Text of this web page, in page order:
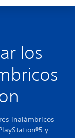
los
inalámbricos
y